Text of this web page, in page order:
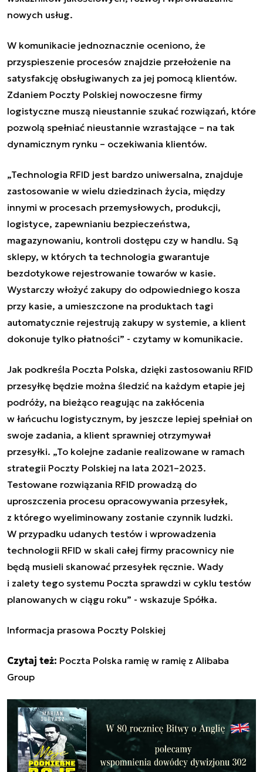
nowych usług.
W komunikacie jednoznacznie oceniono, że
przyspieszenie procesów znajdzie przełożenie na
satysfakcję obsługiwanych za jej pomocą klientów.
Zdaniem Poczty Polskiej nowoczesne firmy
logistyczne muszą nieustannie szukać rozwiązań, które
pozwolą spełniać nieustannie wzrastające – na tak
dynamicznym rynku – oczekiwania klientów.
„Technologia RFID jest bardzo uniwersalna, znajduje
zastosowanie w wielu dziedzinach życia, między
innymi w procesach przemysłowych, produkcji,
logistyce, zapewnianiu bezpieczeństwa,
magazynowaniu, kontroli dostępu czy w handlu. Są
sklepy, w których ta technologia gwarantuje
bezdotykowe rejestrowanie towarów w kasie.
Wystarczy włożyć zakupy do odpowiedniego kosza
przy kasie, a umieszczone na produktach tagi
automatycznie rejestrują zakupy w systemie, a klient
dokonuje tylko płatności” - czytamy w komunikacie.
Jak podkreśla Poczta Polska, dzięki zastosowaniu RFID
przesyłkę będzie można śledzić na każdym etapie jej
podróży, na bieżąco reagując na zakłócenia
w łańcuchu logistycznym, by jeszcze lepiej spełniał on
swoje zadania, a klient sprawniej otrzymywał
przesyłki. „To kolejne zadanie realizowane w ramach
strategii Poczty Polskiej na lata 2021–2023.
Testowane rozwiązania RFID prowadzą do
uproszczenia procesu opracowywania przesyłek,
z którego wyeliminowany zostanie czynnik ludzki.
W przypadku udanych testów i wprowadzenia
technologii RFID w skali całej firmy pracownicy nie
będą musieli skanować przesyłek ręcznie. Wady
i zalety tego systemu Poczta sprawdzi w cyklu testów
planowanych w ciągu roku” - wskazuje Spółka.
Informacja prasowa Poczty Polskiej
Czytaj też: Poczta Polska ramię w ramię z Alibaba
Group